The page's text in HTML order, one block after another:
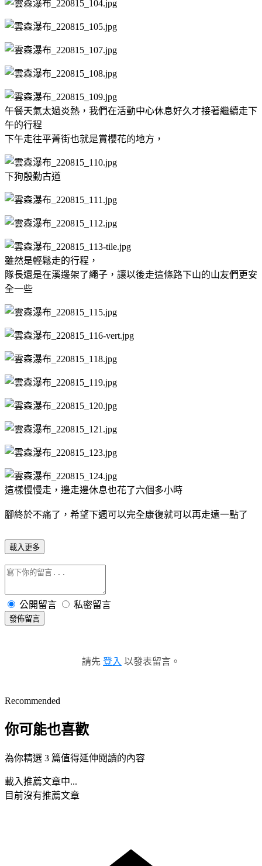
午餐天氣太過炎熱，我們在活動中心休息好久才接著繼續走下
午的行程
下午走往平菁街也就是賞櫻花的地方，
下狗殷勤古道
雖然是輕鬆走的行程，
隊長還是在溪邊架了繩子，讓以後走這條路下山的山友們更安
全一些
這樣慢慢走，邊走邊休息也花了六個多小時
腳終於不痛了，希望下週可以完全康復就可以再走遠一點了
載入更多
公開留言 私密留言
發佈留言
請先 登入 以發表留言。
Recommended
你可能也喜歡
為你精選 3 篇值得延伸閱讀的內容
載入推薦文章中...
目前沒有推薦文章